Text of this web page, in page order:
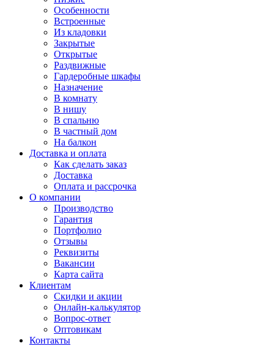
Особенности
Встроенные
Из кладовки
Закрытые
Открытые
Раздвижные
Гардеробные шкафы
Назначение
В комнату
В нишу
В спальню
В частный дом
На балкон
Доставка и оплата
Как сделать заказ
Доставка
Оплата и рассрочка
О компании
Производство
Гарантия
Портфолио
Отзывы
Реквизиты
Вакансии
Карта сайта
Клиентам
Скидки и акции
Онлайн-калькулятор
Вопрос-ответ
Оптовикам
Контакты